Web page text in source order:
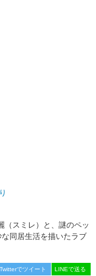
（スミレ）と、謎のペッ
な同居生活を描いたラブ
Twitterでツイート LINEで送る